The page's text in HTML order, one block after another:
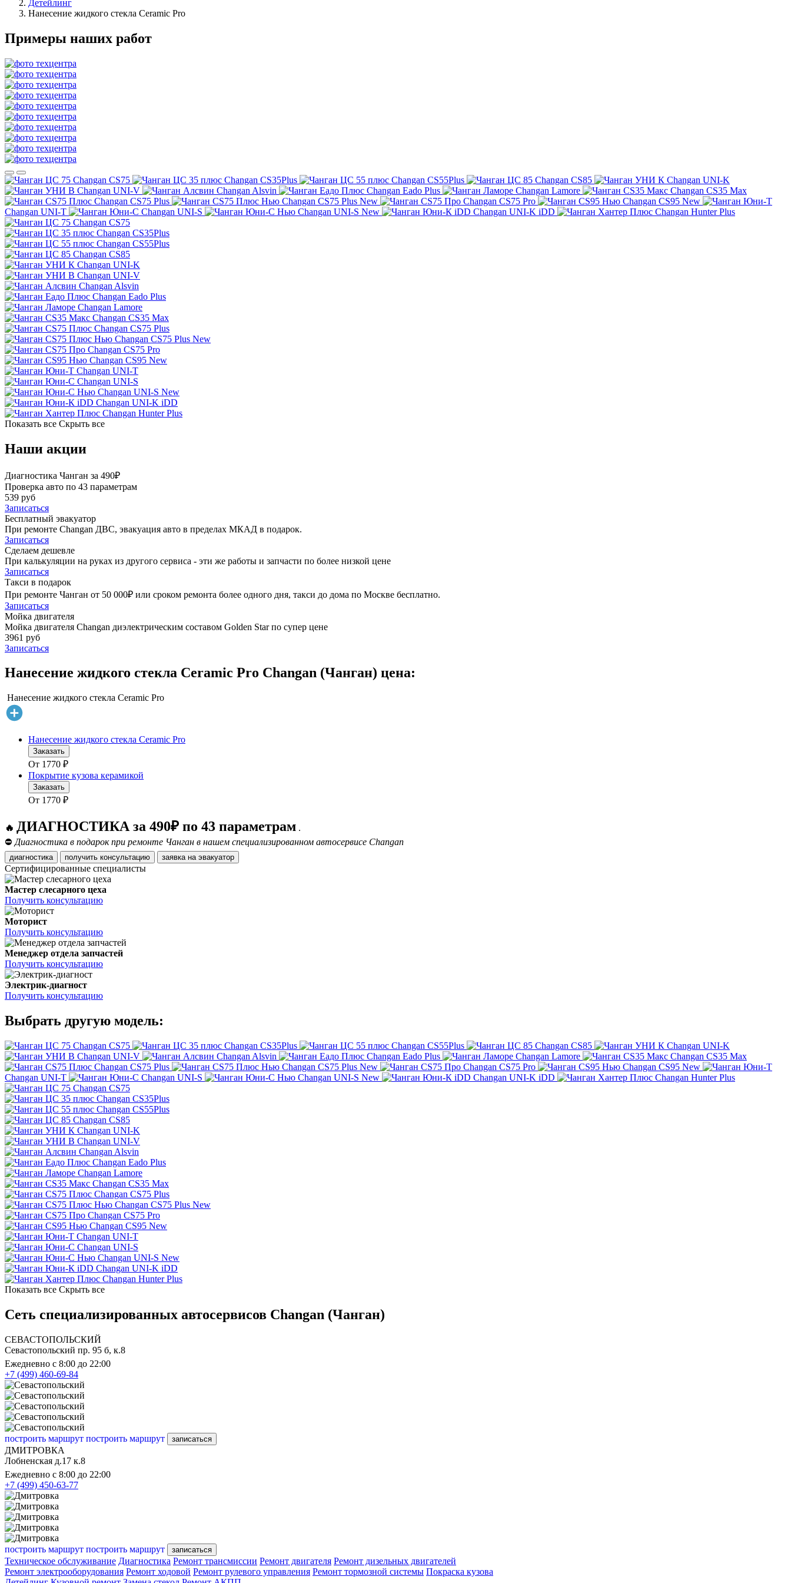
Детейлинг
Нанесение жидкого стекла Ceramic Pro
Примеры наших работ
Changan CS75 Changan CS35Plus Changan CS55Plus Changan CS85
Changan UNI-K
Changan UNI-V
Changan Alsvin Changan Eado Plus Changan Lamore
Changan CS35 Max
Changan CS75 Plus
Changan CS75 Plus New Changan CS75 Pro
Changan CS95 New
Changan UNI-T
Changan UNI-S Changan UNI-S New Changan UNI-K iDD
Changan Hunter Plus
Changan CS75
Changan CS35Plus
Changan CS55Plus
Changan CS85
Changan UNI-K
Changan UNI-V
Changan Alsvin
Changan Eado Plus
Changan Lamore
Changan CS35 Max
Changan CS75 Plus
Changan CS75 Plus New
Changan CS75 Pro
Changan CS95 New
Changan UNI-T
Changan UNI-S
Changan UNI-S New
Changan UNI-K iDD
Changan Hunter Plus
Показать все Скрыть все
Наши акции
Диагностика Чанган за 490₽
Проверка авто по 43 параметрам
539 руб
Записаться
Бесплатный эвакуатор
При ремонте Changan ДВС, эвакуация авто в пределах МКАД в подарок.
Записаться
Сделаем дешевле
При калькуляции на руках из другого сервиса - эти же работы и запчасти по более низкой цене
Записаться
Такси в подарок
При ремонте Чанган от 50 000₽ или сроком ремонта более одного дня, такси до дома по Москве бесплатно.
Записаться
Мойка двигателя
Мойка двигателя Changan диэлектрическим составом Golden Star по супер цене
3961 руб
Записаться
Нанесение жидкого стекла Ceramic Pro Changan (Чанган) цена:
Нанесение жидкого стекла Ceramic Pro
Нанесение жидкого стекла Ceramic Pro
Заказать
От 1770 ₽
Покрытие кузова керамикой
Заказать
От 1770 ₽
🔥 ДИАГНОСТИКА за 490₽ по 43 параметрам .
⛔ Диагностика в подарок при ремонте Чанган в нашем специализированном автосервисе Changan
диагностика получить консультацию заявка на эвакуатор
Сертифицированные специалисты
Мастер слесарного цеха
Получить консультацию
Моторист
Получить консультацию
Менеджер отдела запчастей
Получить консультацию
Электрик-диагност
Получить консультацию
Выбрать другую модель:
Changan CS75 Changan CS35Plus Changan CS55Plus Changan CS85
Changan UNI-K
Changan UNI-V
Changan Alsvin Changan Eado Plus Changan Lamore
Changan CS35 Max
Changan CS75 Plus
Changan CS75 Plus New Changan CS75 Pro
Changan CS95 New
Changan UNI-T
Changan UNI-S Changan UNI-S New Changan UNI-K iDD
Changan Hunter Plus
Changan CS75
Changan CS35Plus
Changan CS55Plus
Changan CS85
Changan UNI-K
Changan UNI-V
Changan Alsvin
Changan Eado Plus
Changan Lamore
Changan CS35 Max
Changan CS75 Plus
Changan CS75 Plus New
Changan CS75 Pro
Changan CS95 New
Changan UNI-T
Changan UNI-S
Changan UNI-S New
Changan UNI-K iDD
Changan Hunter Plus
Показать все Скрыть все
Сеть специализированных автосервисов Changan (Чанган)
СЕВАСТОПОЛЬСКИЙ
Севастопольский пр. 95 б, к.8
Ежедневно с 8:00 до 22:00
+7 (499) 460-69-84
построить маршрут построить маршрут записаться
ДМИТРОВКА
Лобненская д.17 к.8
Ежедневно с 8:00 до 22:00
+7 (499) 450-63-77
построить маршрут построить маршрут записаться
Техническое обслуживание Диагностика Ремонт трансмиссии Ремонт двигателя Ремонт дизельных двигателей
Ремонт электрооборудования Ремонт ходовой Ремонт рулевого управления Ремонт тормозной системы Покраска кузова